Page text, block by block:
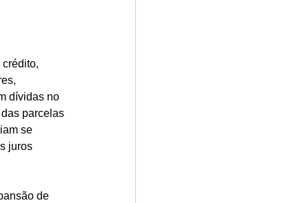
dívidas no
parcelas
se
juros
de